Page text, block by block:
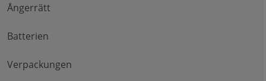
Ångerrätt
Batterien
Verpackungen